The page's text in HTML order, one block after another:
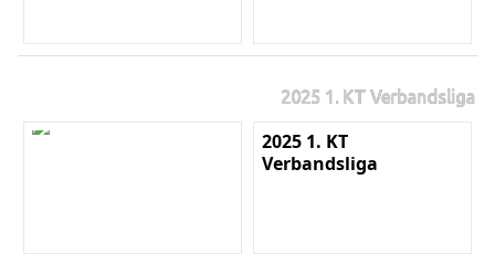
2025 1. KT Verbandsliga
2025 1. KT
Verbandsliga